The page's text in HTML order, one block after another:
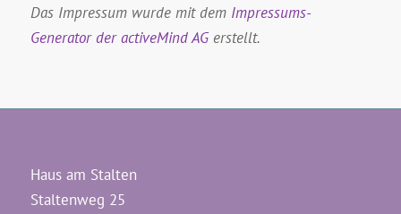
Das Impressum wurde mit dem Impressums-
Generator der activeMind AGerstellt.
Haus am Stalten
Staltenweg 25